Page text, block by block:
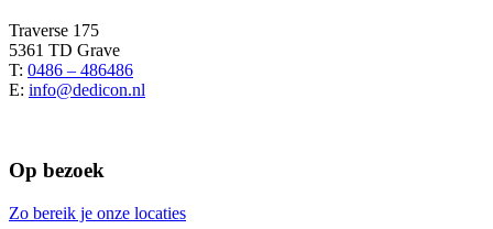
Traverse 175
5361 TD Grave
T: 0486 – 486486
E: info@dedicon.nl
Op bezoek
Zo bereik je onze locaties